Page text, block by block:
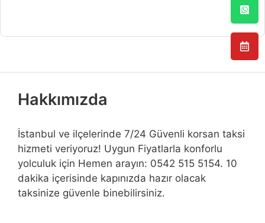
Hakkımızda
İstanbul ve ilçelerinde 7/24 Güvenli korsan taksi
hizmeti veriyoruz! Uygun Fiyatlarla konforlu
yolculuk için Hemen arayın: 0542 515 5154. 10
dakika içerisinde kapınızda hazır olacak
taksinize güvenle binebilirsiniz.